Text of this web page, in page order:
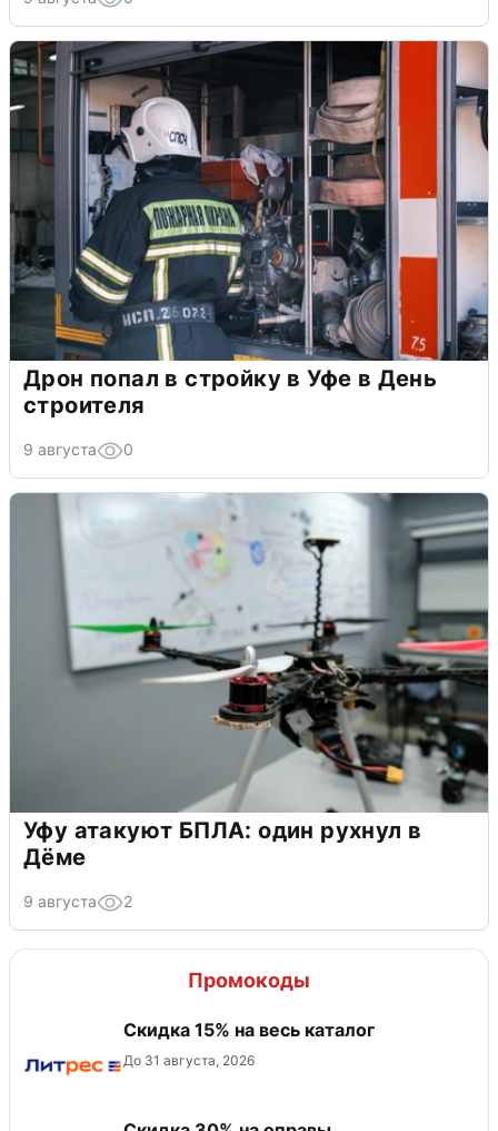
Дрон попал в стройку в Уфе в День
строителя
9 августа 0
Уфу атакуют БПЛА: один рухнул в
Дёме
9 августа 2
Промокоды
Скидка 15% на весь каталог
До 31 августа, 2026